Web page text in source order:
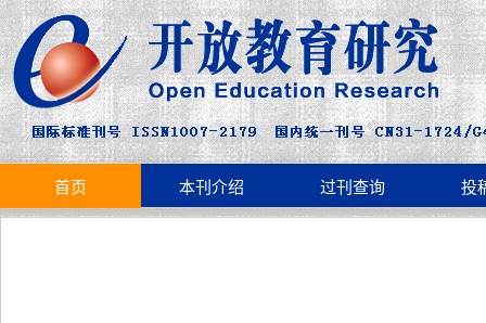
首页 本刊介绍 过刊查询 投